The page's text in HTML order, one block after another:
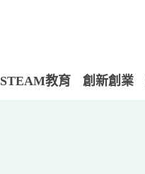
STEAM教育 創新創業